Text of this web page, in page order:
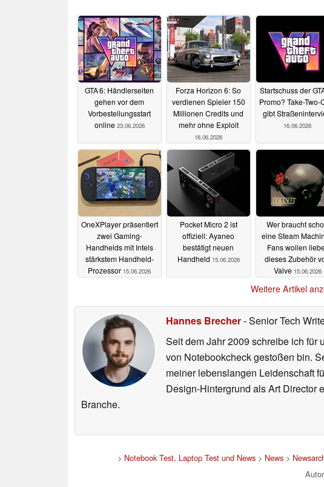
GTA 6: Händlerseiten
gehen vor dem
Vorbestellungsstart
online 23.06.2026
Forza Horizon 6: So
verdienen Spieler 150
Millionen Credits und
mehr ohne Exploit
16.06.2026
Startschuss der
Promo? Take-Two-
gibt
16.06.2026
OneXPlayer präsentiert
zwei Gaming-
Handhelds mit Intels
stärkstem Handheld-
Prozessor 15.06.2026
Pocket Micro 2 ist
offiziell: Ayaneo
bestätigt neuen
Handheld 15.06.2026
Wer braucht
eine Steam
Fans wollen
dieses Zubehör
Valve 15.06.2026
Weitere Artikel
Hannes Brecher- Senior Tech
Seit dem Jahr 2009 schreibe ich für
von Notebookcheck gestoßen bin.
meiner lebenslangen Leidenschaft
Design-Hintergrund als Art Director
Branche.
> Notebook Test, Laptop Test und News> News>